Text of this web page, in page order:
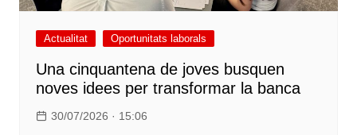
Actualitat Oportunitats laborals
Una cinquantena de joves busquen
noves idees per transformar la banca
30/07/2026 · 15:06